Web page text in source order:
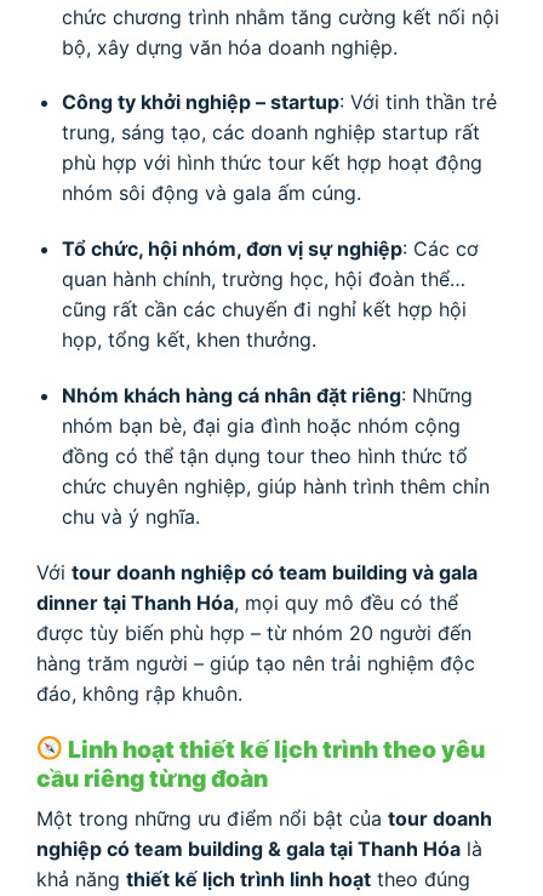
chức chương trình nhằm tăng cường kết nối nội
bộ, xây dựng văn hóa doanh nghiệp.
Công ty khởi nghiệp – startup: Với tinh thần trẻ
trung, sáng tạo, các doanh nghiệp startup rất
phù hợp với hình thức tour kết hợp hoạt động
nhóm sôi động và gala ấm cúng.
Tổ chức, hội nhóm, đơn vị sự nghiệp: Các cơ
quan hành chính, trường học, hội đoàn thể…
cũng rất cần các chuyến đi nghỉ kết hợp hội
họp, tổng kết, khen thưởng.
Nhóm khách hàng cá nhân đặt riêng: Những
nhóm bạn bè, đại gia đình hoặc nhóm cộng
đồng có thể tận dụng tour theo hình thức tổ
chức chuyên nghiệp, giúp hành trình thêm chỉn
chu và ý nghĩa.
Với tour doanh nghiệp có team building và gala
dinner tại Thanh Hóa, mọi quy mô đều có thể
được tùy biến phù hợp – từ nhóm 20 người đến
hàng trăm người – giúp tạo nên trải nghiệm độc
đáo, không rập khuôn.
Linh hoạt thiết kế lịch trình theo yêu
cầu riêng từng đoàn
Một trong những ưu điểm nổi bật của tour doanh
nghiệp có team building & gala tại Thanh Hóa là
khả năng thiết kế lịch trình linh hoạt theo đúng